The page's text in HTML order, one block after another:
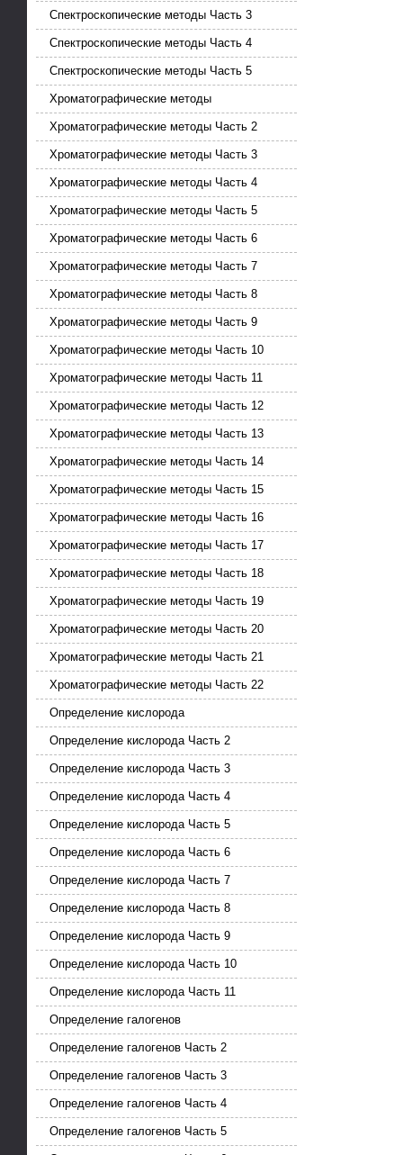
Спектроскопические методы Часть 3
Спектроскопические методы Часть 4
Спектроскопические методы Часть 5
Хроматографические методы
Хроматографические методы Часть 2
Хроматографические методы Часть 3
Хроматографические методы Часть 4
Хроматографические методы Часть 5
Хроматографические методы Часть 6
Хроматографические методы Часть 7
Хроматографические методы Часть 8
Хроматографические методы Часть 9
Хроматографические методы Часть 10
Хроматографические методы Часть 11
Хроматографические методы Часть 12
Хроматографические методы Часть 13
Хроматографические методы Часть 14
Хроматографические методы Часть 15
Хроматографические методы Часть 16
Хроматографические методы Часть 17
Хроматографические методы Часть 18
Хроматографические методы Часть 19
Хроматографические методы Часть 20
Хроматографические методы Часть 21
Хроматографические методы Часть 22
Определение кислорода
Определение кислорода Часть 2
Определение кислорода Часть 3
Определение кислорода Часть 4
Определение кислорода Часть 5
Определение кислорода Часть 6
Определение кислорода Часть 7
Определение кислорода Часть 8
Определение кислорода Часть 9
Определение кислорода Часть 10
Определение кислорода Часть 11
Определение галогенов
Определение галогенов Часть 2
Определение галогенов Часть 3
Определение галогенов Часть 4
Определение галогенов Часть 5